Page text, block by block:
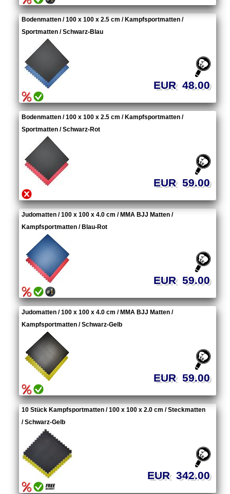
Bodenmatten / 100 x 100 x 2.5 cm / Kampfsportmatten /
Sportmatten / Schwarz-Blau
EUR 48.00
Bodenmatten / 100 x 100 x 2.5 cm / Kampfsportmatten /
Sportmatten / Schwarz-Rot
EUR 59.00
Judomatten / 100 x 100 x 4.0 cm / MMA BJJ Matten /
Kampfsportmatten / Blau-Rot
EUR 59.00
Judomatten / 100 x 100 x 4.0 cm / MMA BJJ Matten /
Kampfsportmatten / Schwarz-Gelb
EUR 59.00
10 Stück Kampfsportmatten / 100 x 100 x 2.0 cm / Steckmatten
/ Schwarz-Gelb
EUR 342.00